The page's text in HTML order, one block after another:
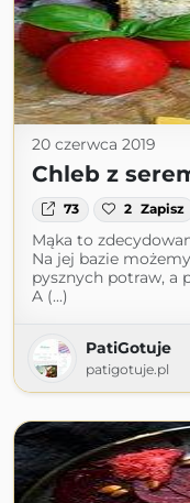
20 czerwca 2019
Chleb z
73 2 Zapisz
Mąka to
Na jej bazie
pysznych potraw, a
A (...)
PatiGotuje
patigotuje.pl